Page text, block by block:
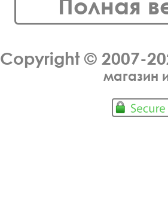
Полная
Copyright © 2007-
магазин